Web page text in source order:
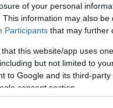
of your personal
This information may also
Participants that may further
that this website/app uses
but not limited to
to Google and its third-
consent section.
του Σόνε εντός
ο νεαρός